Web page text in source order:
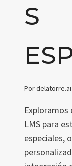
S
Pordelatorre.ai
Exploramos
LMS para
especiales,